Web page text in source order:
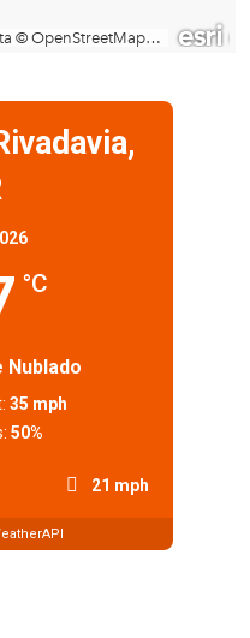
°C
Nublado
21 mph
35 mph
50%